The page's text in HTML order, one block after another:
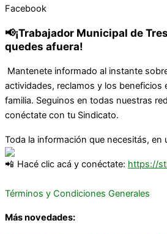
Facebook
📢¡Trabajador Municipal de
quedes afuera!
Mantenete informado al instante
actividades, reclamos y los beneficios
familia. Seguinos en todas nuestras
conéctate con tu Sindicato.
Toda la información que necesitás, en
Hacé clic acá y conéctate: https://
Términos y Condiciones Generales
Más novedades: